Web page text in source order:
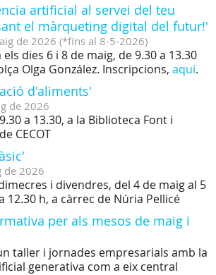
artificial al servei del teu
el màrqueting digital del futur!'
de 2026 (*fins al 8-5-2026)
dies 6 i 8 de maig, de 9.30 a 13.30
Olga González. Inscripcions, aquí.
d'aliments'
de 2026
a 13.30, a la Biblioteca Font i
CECOT
de 2026
i divendres, del 4 de maig al 5
12.30 h, a càrrec de Núria Pellicé
per als mesos de maig i
taller i jornades empresarials amb la
generativa com a eix central